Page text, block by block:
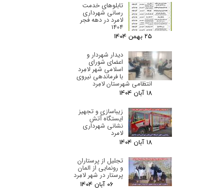
تابلوهای خدمت
رسانی شهرداری
لامرد در دهه فجر
1404
۲۵ بهمن ۰۴
دیدار شهردار و
اعضای شورای
اسلامی شهر لامِرد
با فرماندهی نیروی
انتظامی شهرستان لامِرد
۱۸ آبان ۰۴
زیباسازی و تجهیز
ایستگاه آتش
نشانی شهرداری
لامرد
۱۸ آبان ۰۴
تجلیل از پرستاران
و رونمایی از المان
پرستار در شهر لامِرد
۰۶ آبان ۰۴